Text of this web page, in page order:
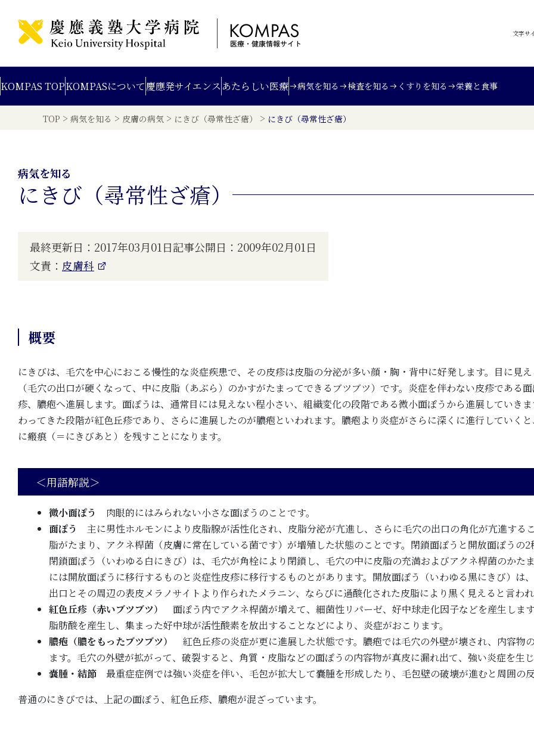
文字サ
KOMPAS TOPKOMPASについて慶應発サイエンス あたらしい医療 病気を知る 検査を知る くすりを知る 栄養と食事
TOP > 病気を知る > 皮膚の病気 > にきび（尋常性ざ瘡） > にきび（尋常性ざ瘡）
病気を知る
にきび（尋常性ざ瘡）
最終更新日：2017年03月01日記事公開日：2009年02月01日
文責： 皮膚科
概要
にきびは、毛穴を中心におこる慢性的な炎症疾患で、その皮疹は皮脂の分泌が多い顔・胸・背中に好発します。目に見
（毛穴の出口が硬くなって、中に皮脂（あぶら）のかすがたまってできるブツブツ）です。炎症を伴わない皮疹である
疹、膿疱へ進展します。面ぽうは、通常目には見えない程小さい、組織変化の段階である微小面ぽうから進展していき
わってきた段階が紅色丘疹であり、さらに進展したのが膿疱といわれます。膿疱より炎症がさらに深くに進行していく
に瘢痕（＝にきびあと）を残すことになります。
＜用語解説＞
微小面ぽう
肉眼的にはみられない小さな面ぽうのことです。
面ぽう
主に男性ホルモンにより皮脂腺が活性化され、皮脂分泌が亢進し、さらに毛穴の出口の角化が亢進する
脂がたまり、アクネ桿菌（皮膚に常在している菌です）が増殖した状態のことです。閉鎖面ぽうと開放面ぽうの
閉鎖面ぽう（いわゆる白にきび）は、毛穴が角栓により閉鎖し、毛穴の中に皮脂の充満およびアクネ桿菌のかた
には開放面ぽうに移行するものと炎症性皮疹に移行するものとがあります。開放面ぽう（いわゆる黒にきび）は
出口とその周辺の表皮メラノサイトより作られたメラニン、ならびに過酸化された皮脂により黒く見えると言わ
紅色丘疹（赤いブツブツ）
面ぽう内でアクネ桿菌が増えて、細菌性リパーゼ、好中球走化因子などを産生しま
脂肪酸を産生し、集まった好中球が活性酸素を放出することなどにより、炎症がおこります。
膿疱（膿をもったブツブツ）
紅色丘疹の炎症が更に進展した状態です。膿疱では毛穴の外壁が壊され、内容物
ます。毛穴の外壁が拡がって、破裂すると、角質・皮脂などの面ぽうの内容物が真皮に漏れ出て、強い炎症を生
嚢腫・結節 最重症症例では強い炎症を伴い、毛包が拡大して嚢腫を形成したり、毛包壁の破壊が進むと周囲の
普通のにきびでは、上記の面ぽう、紅色丘疹、膿疱が混ざっています。